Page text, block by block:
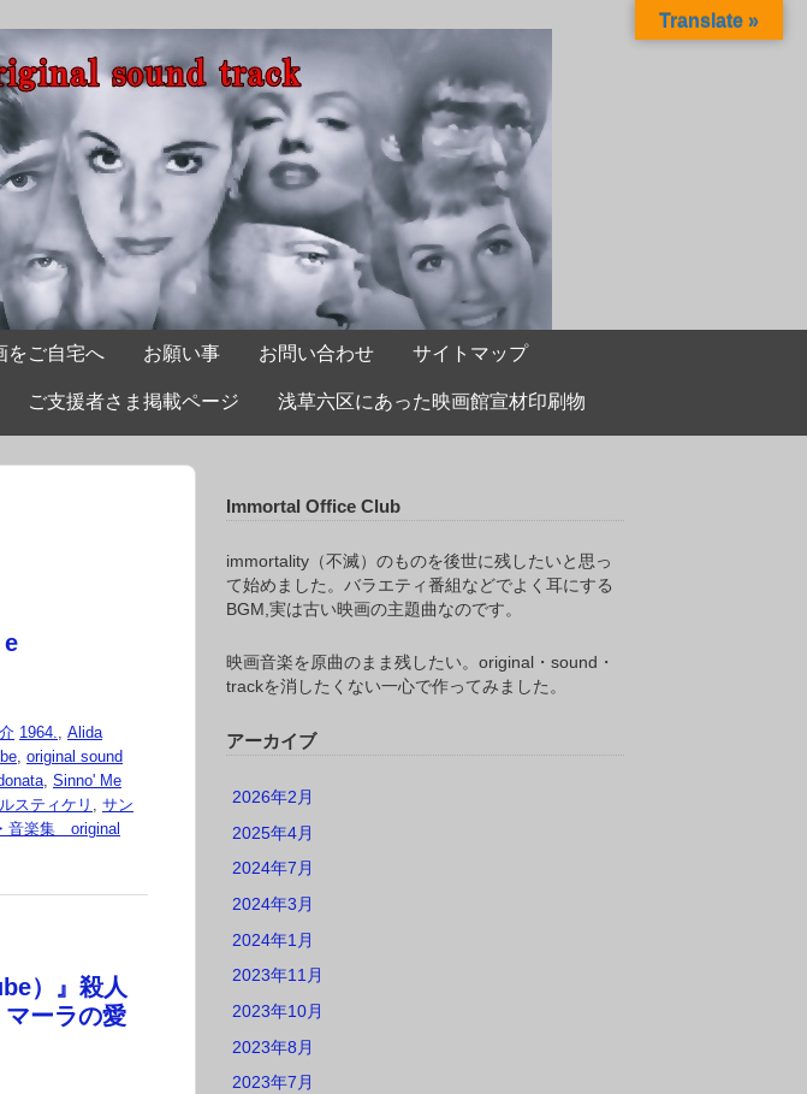
をご自宅へ お願い事 お問い合わせ サイトマップ
ご支援者さま掲載ページ 浅草六区にあった映画館宣材印刷物
e
1964., Alida
, original sound
, Sinno' Me
スティケリ , サン
音楽集 original
）』殺人
ーラの愛
Immortal Office Club
immortality（不滅）のものを後世に残したいと思っ
て始めました。バラエティ番組などでよく耳にする
BGM,実は古い映画の主題曲なのです。
映画音楽を原曲のまま残したい。original・sound・
trackを消したくない一心で作ってみました。
アーカイブ
2026年2月
2025年4月
2024年7月
2024年3月
2024年1月
2023年11月
2023年10月
2023年8月
2023年7月
Translate »